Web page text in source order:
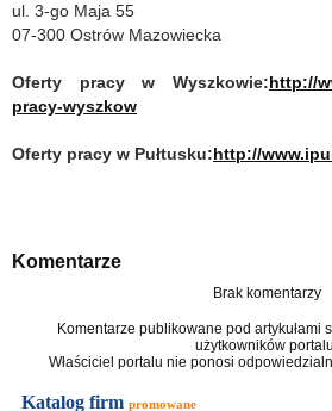
ul. 3-go Maja 55
07-300 Ostrów Mazowiecka
Oferty pracy w Wyszkowie:http://
pracy-wyszkow
Oferty pracy w Pułtusku:http://
Komentarze
Brak komentarzy
Komentarze publikowane pod artykułami
użytkowników
Właściciel portalu nie ponosi
Katalog firm promowane